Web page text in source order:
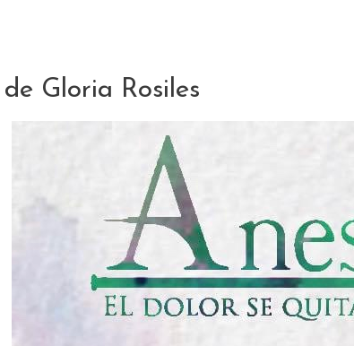
de Gloria Rosiles